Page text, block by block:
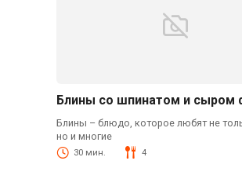
Блины со шпинатом и сыром
Блины – блюдо, которое любят не
но и многие
30 мин. 4